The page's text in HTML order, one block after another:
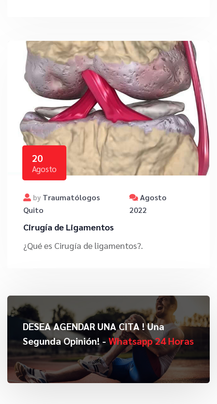
20
Agosto
by Traumatólogos
Quito
Agosto
2022
Cirugía de Ligamentos
¿Qué es Cirugía de ligamentos?.
DESEA AGENDAR UNA CITA ! Una
Segunda Opinión! - Whatsapp 24 Horas